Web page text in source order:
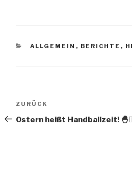
ALLGEMEIN , BERICHTE ,
ZURÜCK
Ostern heißt Handballzeit!